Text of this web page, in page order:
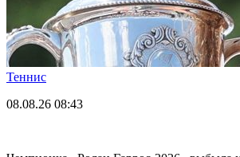
Теннис
08.08.26 08:43